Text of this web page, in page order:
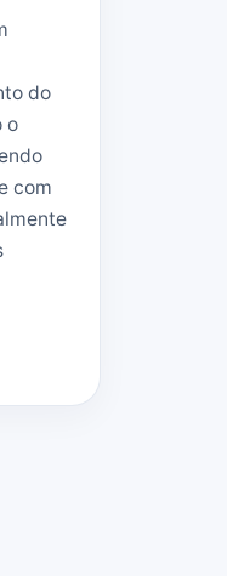
do
o
com